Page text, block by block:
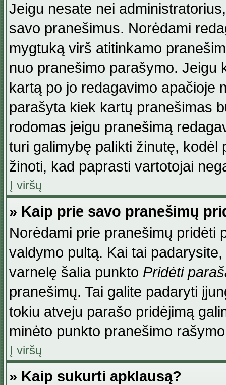
Jeigu nesate nei
savo pranešimus. Norėdami
mygtuką virš atitinkamo
nuo pranešimo parašymo. Jeigu
kartą po jo redagavimo apačioje
parašyta kiek kartų pranešimas
rodomas jeigu pranešimą
turi galimybę palikti žinutę, kodėl
žinoti, kad paprasti vartotojai
Į viršų
» Kaip prie savo pranešimų
Norėdami prie pranešimų pridėti
valdymo pultą. Kai tai
varnelę šalia punkto Pridėti
pranešimų. Tai galite padaryti
tokiu atveju parašo pridėjimą
minėto punkto pranešimo
Į viršų
» Kaip sukurti apklausą?